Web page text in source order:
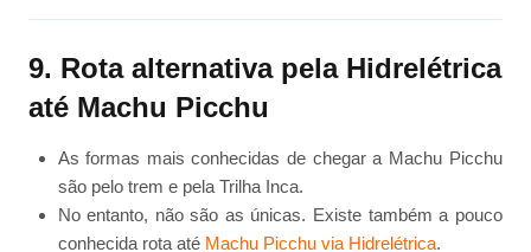
9. Rota alternativa pela Hidrelétrica
até Machu Picchu
As formas mais conhecidas de chegar a Machu Picchu
são pelo trem e pela Trilha Inca.
No entanto, não são as únicas. Existe também a pouco
conhecida rota até Machu Picchu via Hidrelétrica.